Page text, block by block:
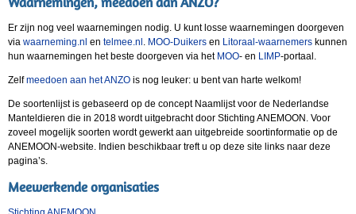
Er zijn nog veel waarnemingen nodig. U kunt losse waarnemingen doorgeven
via waarneming.nl en telmee.nl . MOO-Duikers en Litoraal-waarnemers kunnen
hun waarnemingen het beste doorgeven via het MOO- en LIMP-portaal.
Zelfmeedoen aan het ANZO is nog leuker: u bent van harte welkom!
De soortenlijst is gebaseerd op de concept Naamlijst voor de Nederlandse
Manteldieren die in 2018 wordt uitgebracht door Stichting ANEMOON. Voor
zoveel mogelijk soorten wordt gewerkt aan uitgebreide soortinformatie op de
ANEMOON-website. Indien beschikbaar treft u op deze site links naar deze
pagina’s.
Meewerkende organisaties